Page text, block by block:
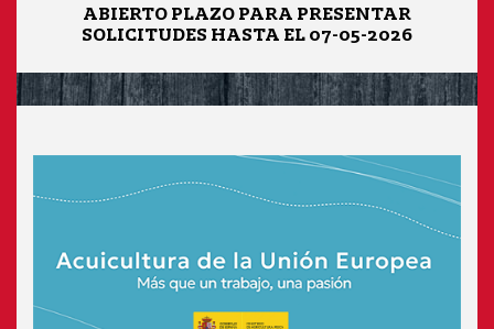
ABIERTO PLAZO PARA PRESENTAR
SOLICITUDES HASTA EL 07-05-2026